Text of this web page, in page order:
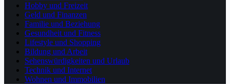
Hobby und Freizeit
Geld und Finanzen
Familie und Beziehung
Gesundheit und Fitness
Lifestyle und Shopping
Bildung und Arbeit
Sehenswürdigkeiten und Urlaub
Technik und Internet
Wohnen und Immobilien